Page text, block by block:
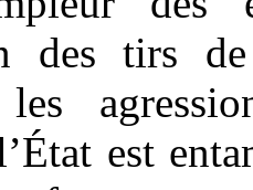
des tirs de
les
est